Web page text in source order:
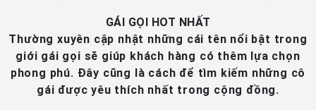
GÁI GỌI HOT NHẤT
Thường xuyên cập nhật những cái tên nổi bật trong
giới gái gọi sẽ giúp khách hàng có thêm lựa chọn
phong phú. Đây cũng là cách để tìm kiếm những cô
gái được yêu thích nhất trong cộng đồng.